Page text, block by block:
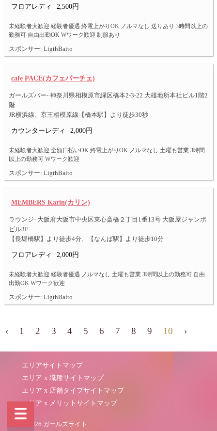
フロアレディ 2,500円
未経験者大歓迎 経験者優遇 終電上がりOK ノルマなし 送りあり 3時間以上の
勤務可 自由出勤OK Wワーク歓迎 制服あり
スポンサー: LigthBaito
cafe PACE(カフェパーチェ)
ガールズバー- 神奈川県相模原市緑区橋本2-3-22 大雄地所本社ビル1階2
階
JR横浜線、京王相模原線【橋本駅】より徒歩30秒
カウンターレディ 2,000円
未経験者大歓迎 全額日払いOK 終電上がりOK ノルマなし 土曜も営業 3時間
以上の勤務可 Wワーク歓迎
スポンサー: LigthBaito
MEMBERS Karin(カリン)
ラウンジ- 大阪府大阪市中央区東心斎橋２丁目1番13号 大阪屋ジャンボ
ビル3F
【長堀橋駅】より徒歩4分、【なんば駅】より徒歩10分
フロアレディ 2,000円
未経験者大歓迎 経験者優遇 ノルマなし 土曜も営業 3時間以上の勤務可 自由
出勤OK Wワーク歓迎
スポンサー: LigthBaito
‹ 1 2 3 4 5 6 7 8 9 10 ›
エリアサイトマップ
エリア x 職種サイトマップ
エリア x 店舗タイプサイトマップ
エリア x メリットサイトマップ
© 2026 ガールズライト